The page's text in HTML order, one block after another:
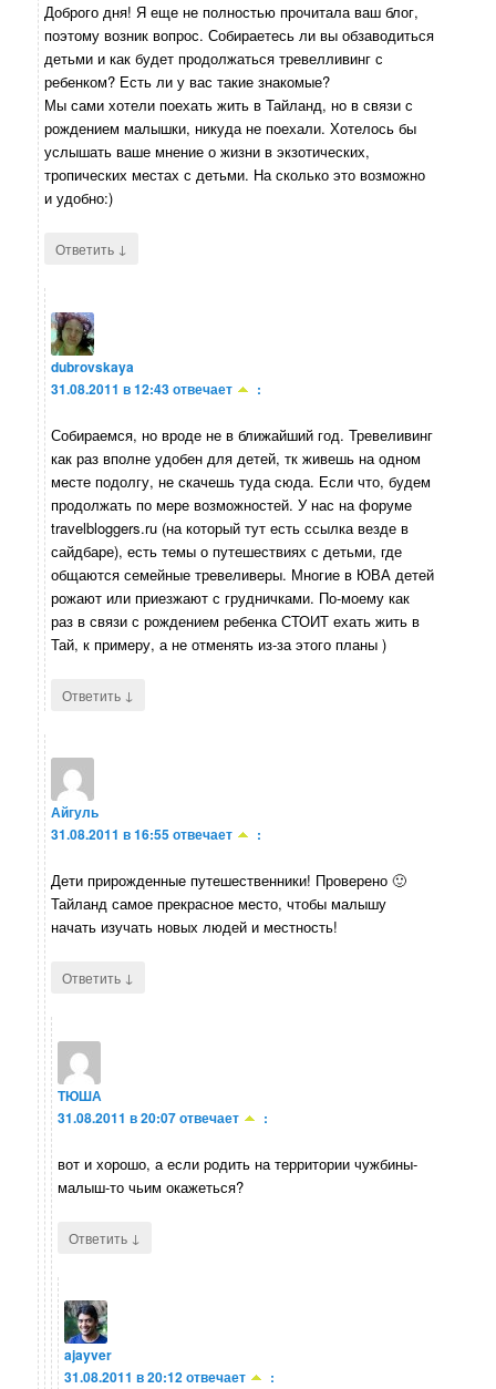
Доброго дня! Я еще не полностью прочитала ваш блог,
поэтому возник вопрос. Собираетесь ли вы обзаводиться
детьми и как будет продолжаться тревелливинг с
ребенком? Есть ли у вас такие знакомые?
Мы сами хотели поехать жить в Тайланд, но в связи с
рождением малышки, никуда не поехали. Хотелось бы
услышать ваше мнение о жизни в экзотических,
тропических местах с детьми. На сколько это возможно
и удобно:)
Ответить ↓
dubrovskaya
31.08.2011 в 12:43отвечает :
Собираемся, но вроде не в ближайший год. Тревеливинг
как раз вполне удобен для детей, тк живешь на одном
месте подолгу, не скачешь туда сюда. Если что, будем
продолжать по мере возможностей. У нас на форуме
travelbloggers.ru (на который тут есть ссылка везде в
сайдбаре), есть темы о путешествиях с детьми, где
общаются семейные тревеливеры. Многие в ЮВА детей
рожают или приезжают с грудничками. По-моему как
раз в связи с рождением ребенка СТОИТ ехать жить в
Тай, к примеру, а не отменять из-за этого планы )
Ответить ↓
Айгуль
31.08.2011 в 16:55отвечает :
Дети прирожденные путешественники! Проверено 🙂
Тайланд самое прекрасное место, чтобы малышу
начать изучать новых людей и местность!
Ответить ↓
ТЮША
31.08.2011 в 20:07отвечает :
вот и хорошо, а если родить на территории чужбины-
малыш-то чьим окажеться?
Ответить ↓
ajayver
31.08.2011 в 20:12отвечает :